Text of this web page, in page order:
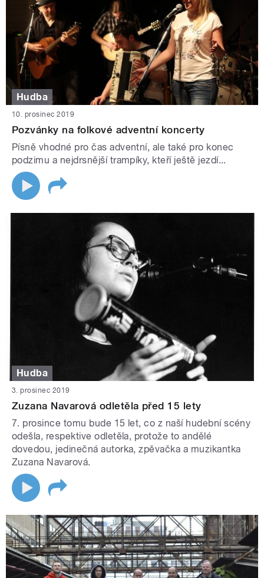
Hudba
10. prosinec 2019
Pozvánky na folkové adventní koncerty
Písně vhodné pro čas adventní, ale také pro konec
podzimu a nejdrsnější trampíky, kteří ještě jezdí...
Hudba
3. prosinec 2019
Zuzana Navarová odletěla před 15 lety
7. prosince tomu bude 15 let, co z naší hudební scény
odešla, respektive odletěla, protože to andělé
dovedou, jedinečná autorka, zpěvačka a muzikantka
Zuzana Navarová.